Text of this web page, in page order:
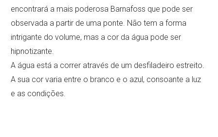
encontrará a mais poderosa Barnafoss que pode ser
observada a partir de uma ponte. Não tem a forma
intrigante do volume, mas a cor da água pode ser
hipnotizante.
A água está a correr através de um desfiladeiro estreito.
A sua cor varia entre o branco e o azul, consoante a luz
e as condições.